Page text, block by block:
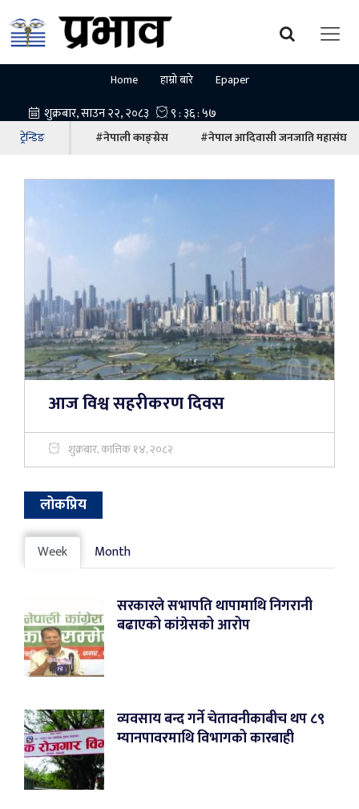
Home हाम्रो बारे Epaper
ट्रेन्डिङ #नेपाली काङ्ग्रेस #नेपाल आदिवासी जनजाति महासंघ
आज विश्व सहरीकरण दिवस
शुक्रबार, कात्तिक १४, २०८२
लोकप्रिय
Week Month
सरकारले सभापति थापामाथि निगरानी
बढाएको कांग्रेसको आरोप
व्यवसाय बन्द गर्ने चेतावनीकाबीच थप ८९
म्यानपावरमाथि विभागको कारबाही